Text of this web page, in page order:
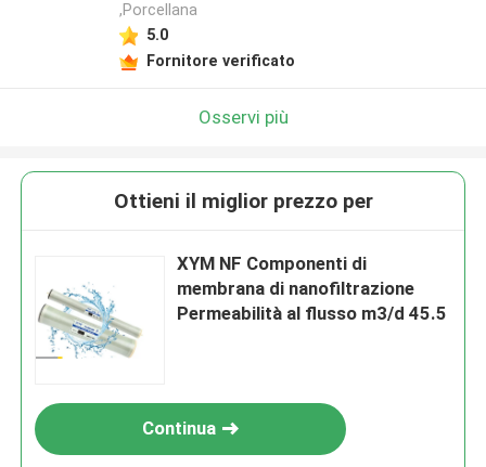
,Porcellana
5.0
Fornitore verificato
Osservi più
Ottieni il miglior prezzo per
XYM NF Componenti di
membrana di nanofiltrazione
Permeabilità al flusso m3/d 45.5
Continua